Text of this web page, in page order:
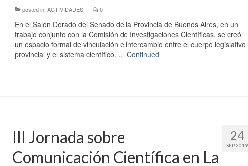
posted in: ACTIVIDADES | 0
En el Salón Dorado del Senado de la Provincia de Buenos Aires, en un
trabajo conjunto con la Comisión de Investigaciones Científicas, se creó
un espacio formal de vinculación e intercambio entre el cuerpo legislativo
provincial y el sistema científico. … Continued
24
SEP 2019
III Jornada sobre
Comunicación Científica en La